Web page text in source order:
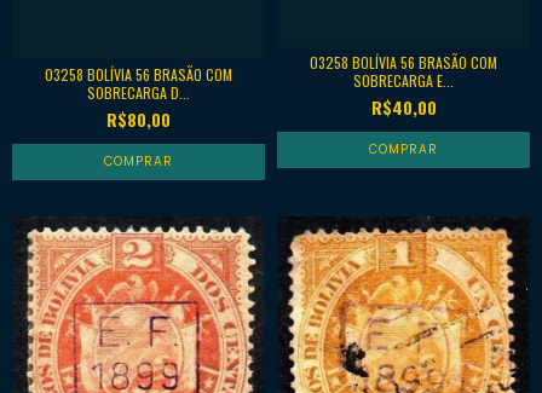
03258 BOLÍVIA 56 BRASÃO COM
SOBRECARGA D...
R$80,00
03258 BOLÍVIA 56 BRASÃO COM
SOBRECARGA E...
R$40,00